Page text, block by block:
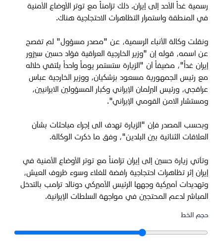
رسمية غداً الأحد إلى إيران. ذلك تزامناً مع توتر الأوضاع الأمنية
في المنطقة واستمرار التظاهرات الاحتجاجية هناك.
ونقلت وكالة الأنباء الرسمية، عن "مصدر مسؤول" لم تفصح
عن اسمه، قوله إن "وزير الخارجية العراقية فؤاد حسين سيزور
إيران غداً"، مضيفاً أن "الزيارة ستستمر يوماً واحداً يلتقي خلاله
مع رئيس الجمهورية مسعود بزشكيان، ووزير الخارجية عباس
عراقجي، ورئيس البرلمان الإيراني وكبار المسؤولين الايرانيين،
ومستشار الامن القومي الإيراني".
وبحسب المصدر فإن "الزيارة تهدف الى إجراء مباحثات بشأن
العلاقات الثنائية بين البلدين"، وفق ما ذكرت الوكالة.
وتأتي زيارة حسين إلى إيران تزامناً مع توتر الأوضاع الأمنية في
إيران إثر تظاهرات احتجاجية رافضة للغلاء وسوء ظروف العيش،
وتهديدات أميركية وجهها الرئيس الأميركي دونالد ترامب بالتدخل
المباشر لدعم المحتجين في مواجهة السلطات الإيرانية.
حجم الخط